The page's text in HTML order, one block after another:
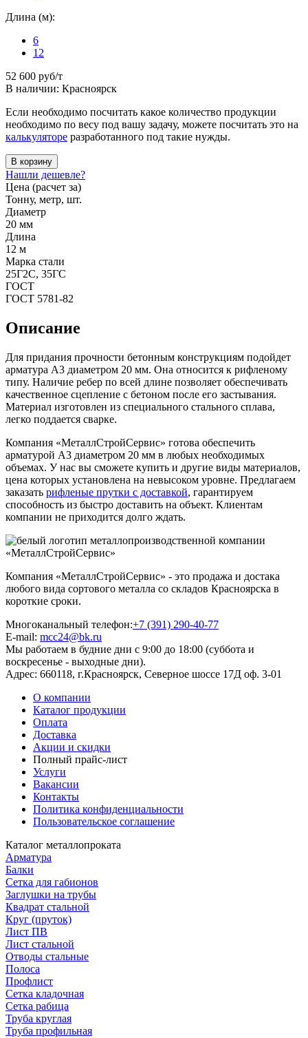
Длина (м):
6
12
52 600 руб/т
В наличии: Красноярск
Если необходимо посчитать какое количество продукции
необходимо по весу под вашу задачу, можете посчитать это на
калькуляторе разработанного под такие нужды.
В корзину
Нашли дешевле?
Цена (расчет за)
Тонну, метр, шт.
Диаметр
20 мм
Длина
12 м
Марка стали
25Г2С, 35ГС
ГОСТ
ГОСТ 5781-82
Описание
Для придания прочности бетонным конструкциям подойдет
арматура А3 диаметром 20 мм. Она относится к рифленому
типу. Наличие ребер по всей длине позволяет обеспечивать
качественное сцепление с бетоном после его застывания.
Материал изготовлен из специального стального сплава,
легко поддается сварке.
Компания «МеталлСтройСервис» готова обеспечить
арматурой А3 диаметром 20 мм в любых необходимых
объемах. У нас вы сможете купить и другие виды материалов,
цена которых установлена на невысоком уровне. Предлагаем
заказать рифленые прутки с доставкой, гарантируем
способность из быстро доставить на объект. Клиентам
компании не приходится долго ждать.
Компания «МеталлСтройСервис» - это продажа и достака
любого вида сортового металла со складов Красноярска в
короткие сроки.
Многоканальный телефон:+7 (391) 290-40-77
E-mail: mcc24@bk.ru
Мы работаем в будние дни с 9:00 до 18:00 (суббота и
воскресенье - выходные дни).
Адрес: 660118, г.Красноярск, Северное шоссе 17Д оф. 3-01
О компании
Каталог продукции
Оплата
Доставка
Акции и скидки
Полный прайс-лист
Услуги
Вакансии
Контакты
Политика конфиденциальности
Пользовательское соглашение
Каталог металлопроката
Арматура
Балки
Сетка для габионов
Заглушки на трубы
Квадрат стальной
Круг (пруток)
Лист ПВ
Лист стальной
Отводы стальные
Полоса
Профлист
Сетка кладочная
Сетка рабица
Труба круглая
Труба профильная